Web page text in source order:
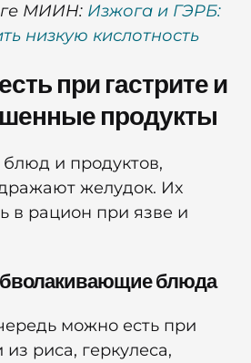
МИИН: Изжога и ГЭРБ:
низкую кислотность
при гастрите и
продукты
и продуктов,
желудок. Их
в рацион при язве и
блюда
можно есть при
риса, геркулеса,